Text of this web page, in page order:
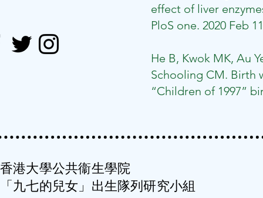
effect of liver
PloS one. 2020 Feb
He B, Kwok MK, Au
Schooling CM. Birth
“Children of 1997”
香港大學公共衞生學院
「九七的兒女」出生隊列研究小組